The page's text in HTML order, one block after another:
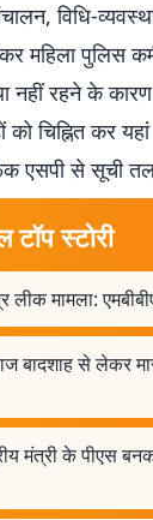
विधि-
महिला
नहीं रहने के
चिह्नित कर
एसपी से सूची
स्टोरी
मामला:
बादशाह से लेकर
मंत्री के पीएस